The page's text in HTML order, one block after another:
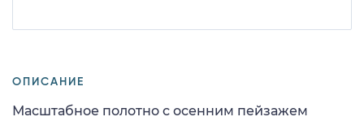
ОПИСАНИЕ
Масштабное полотно с осенним пейзажем